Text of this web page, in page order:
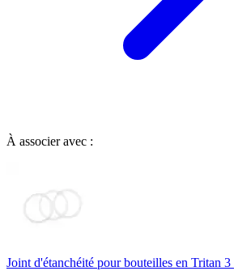
À associer avec :
Joint d'étanchéité pour bouteilles en Tritan 3